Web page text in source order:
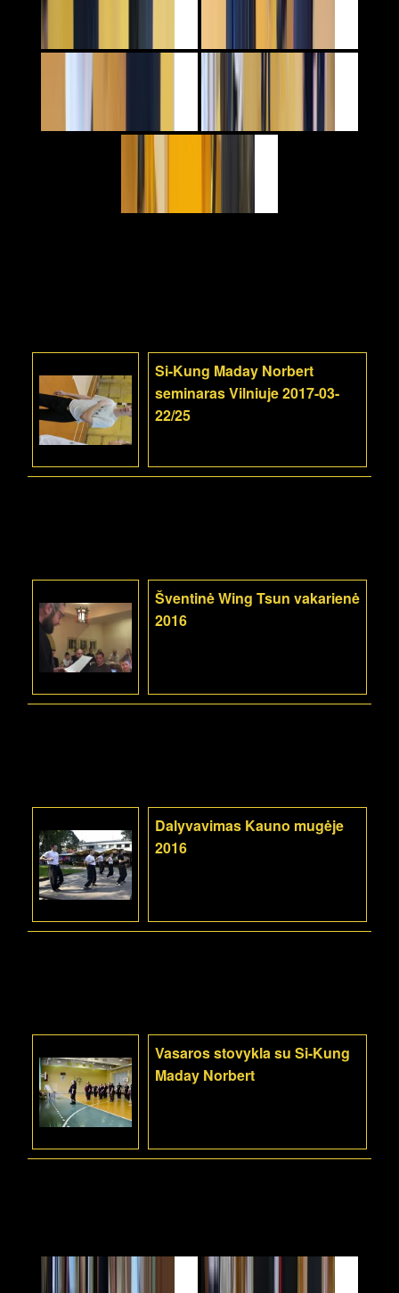
Si-Kung Maday Norbert
seminaras Vilniuje 2017-03-
22/25
Šventinė Wing Tsun vakarienė
2016
Dalyvavimas Kauno mugėje
2016
Vasaros stovykla su Si-Kung
Maday Norbert